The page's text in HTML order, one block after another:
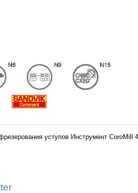
уступов Инструмент